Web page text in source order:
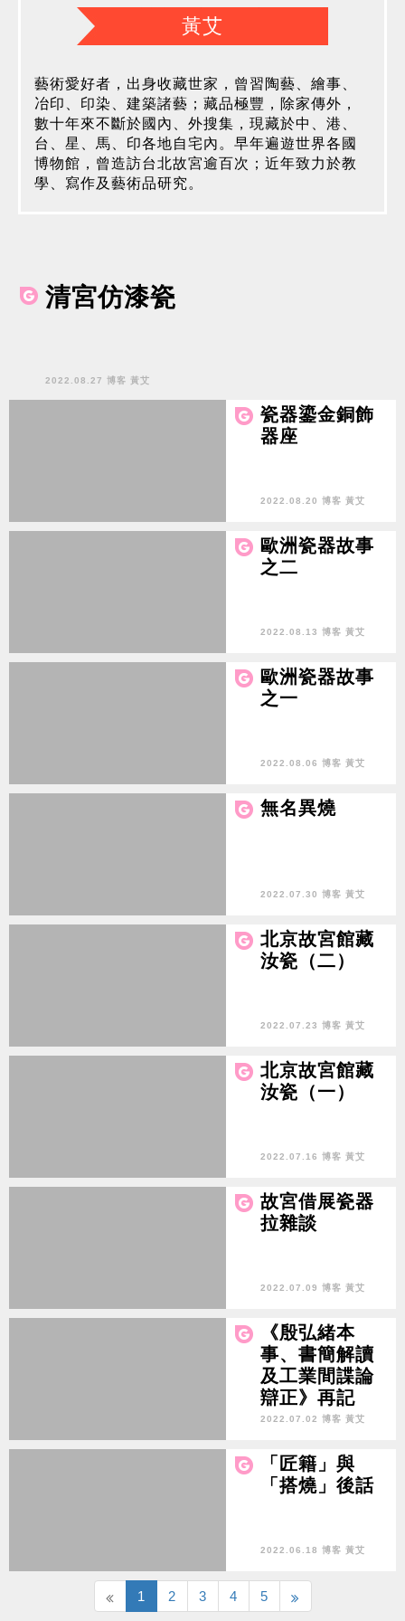
黃艾
藝術愛好者，出身收藏世家，曾習陶藝、繪事、
冶印、印染、建築諸藝；藏品極豐，除家傳外，
數十年來不斷於國內、外搜集，現藏於中、港、
台、星、馬、印各地自宅內。早年遍遊世界各國
博物館，曾造訪台北故宮逾百次；近年致力於教
學、寫作及藝術品研究。
清宮仿漆瓷
2022.08.27 博客 黃艾
瓷器鎏金銅飾
器座
2022.08.20 博客 黃艾
歐洲瓷器故事
之二
2022.08.13 博客 黃艾
歐洲瓷器故事
之一
2022.08.06 博客 黃艾
無名異燒
2022.07.30 博客 黃艾
北京故宮館藏
汝瓷（二）
2022.07.23 博客 黃艾
北京故宮館藏
汝瓷（一）
2022.07.16 博客 黃艾
故宮借展瓷器
拉雜談
2022.07.09 博客 黃艾
《殷弘緒本
事、書簡解讀
及工業間諜論
辯正》再記
2022.07.02 博客 黃艾
「匠籍」與
「搭燒」後話
2022.06.18 博客 黃艾
1 2 3 4 5